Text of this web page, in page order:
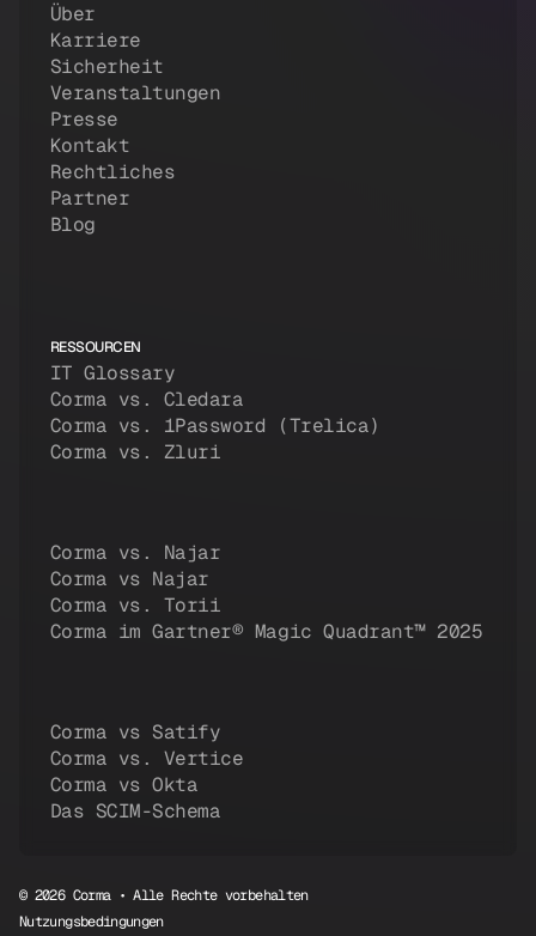
Über
Karriere
Sicherheit
Veranstaltungen
Presse
Kontakt
Rechtliches
Partner
Blog
RESSOURCEN
IT Glossary
Corma vs. Cledara
Corma vs. 1Password (Trelica)
Corma vs. Zluri
Corma vs. Najar
Corma vs Najar
Corma vs. Torii
Corma im Gartner® Magic Quadrant™ 2025
Corma vs Satify
Corma vs. Vertice
Corma vs Okta
Das SCIM-Schema
© 2026 Corma • Alle Rechte vorbehalten
Nutzungsbedingungen